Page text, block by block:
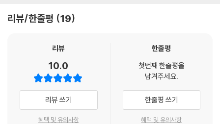
지 못한다면 내 삶의 질은 엉망이 되어 고통을 겪겠지요.
사진, 포스터, 비전 보드를 활용하면 창의성을 발휘해 나의 감정을 표현할
수 있어요. 중요한 것을 기억하고 기발한 생각을 떠올리는 데도 도움이 되
고 동기 부여에도 좋답니다. 또 삶의 순간을 담을 수도 있고 미래에 대한 시
각을 열어 주기도 하지요. 나를 인식하고 인정하고 이해하는 데 초점을 맞
춘 시각적 이미지를 만들면 나만 의 고유한 특징인 정체성을 다양한 방면
에서 확인할 수 있습니다.
그는 서울대 졸업 축사에서 학교를 졸업하고 거칠고 힘든 사회 속으로 나
친절을 먼 미래의 우리에게 잘 전달해 주길 바랍니다”라고 당부했다.
청소년 시기에는 몸과 마음의 변화로 혼란스럽고, 미래에 대한 불안과 남
들의 시선에 대한 걱정, 일탈에 대한 유혹과 경쟁에 대한 스트레스, 또래 친
구들과의 비교, 관계 맺기의 어려움으로 인해 자신에게 너그러워지지 못하
고, 특히나 힘들거나 초라하게 느껴질 때 자신을 비난하거나 미워하기가
쉽다. 나에게 가장 큰 힘을 주어야 할 사람이 나 자신임에도 자신을 함부로
리뷰/한줄평 19
리뷰
10.0
리뷰 쓰기
혜택 및 유의사항
한줄평
첫번째 한줄평을
남겨주세요.
한줄평 쓰기
혜택 및 유의사항